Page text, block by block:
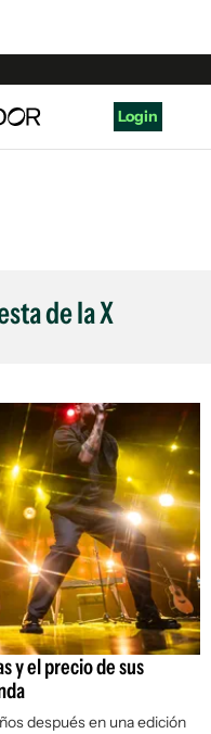
Login
de la X
y el precio de sus
después en una edición